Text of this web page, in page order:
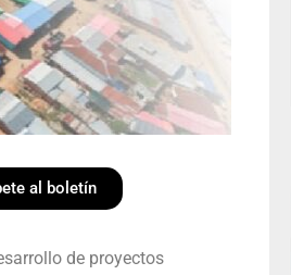
al boletín
de proyectos